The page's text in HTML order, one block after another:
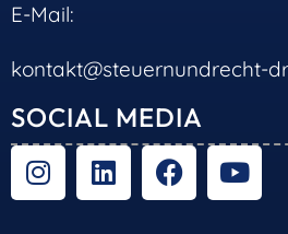
E-Mail:
kontakt@steuernundrecht-
SOCIAL MEDIA